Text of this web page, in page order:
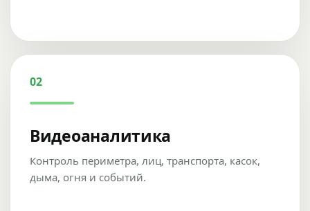
02
Видеоаналитика
Контроль периметра, лиц, транспорта, касок,
дыма, огня и событий.